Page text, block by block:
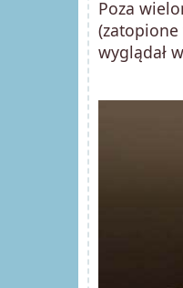
Poza
(zatopione
wyglądał